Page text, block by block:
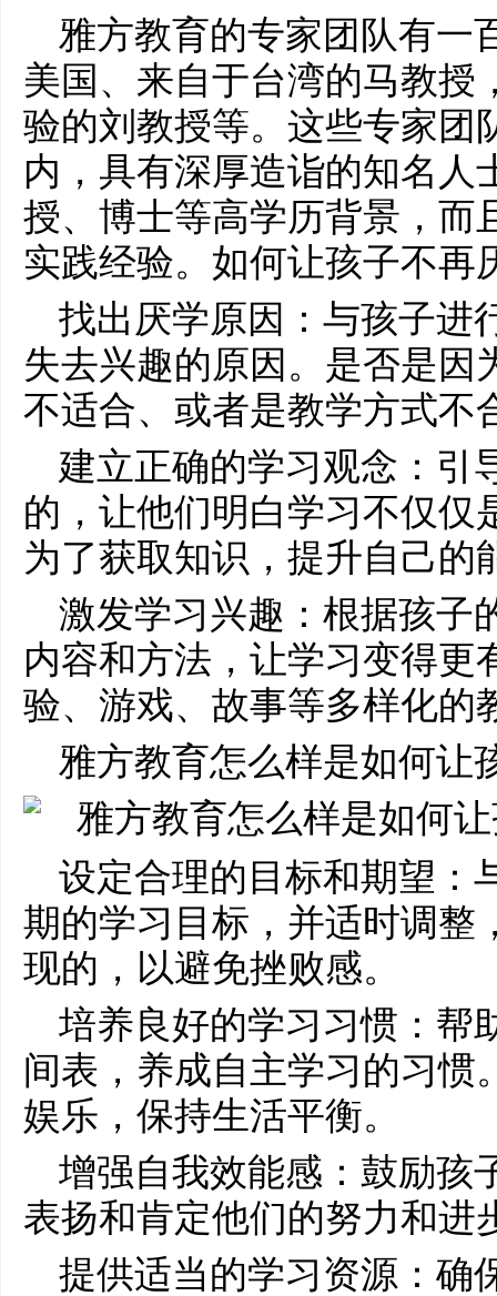
雅方教育的专家团队有一
美国、来自于台湾的马教授
验的刘教授等。这些专家团
内，具有深厚造诣的知名人
授、博士等高学历背景，而
实践经验。如何让孩子不再
找出厌学原因：与孩子进
失去兴趣的原因。是否是因
不适合、或者是教学方式不
建立正确的学习观念：引
的，让他们明白学习不仅仅
为了获取知识，提升自己的
激发学习兴趣：根据孩子
内容和方法，让学习变得更
验、游戏、故事等多样化的
雅方教育怎么样是如何让
设定合理的目标和期望：
期的学习目标，并适时调整
现的，以避免挫败感。
培养良好的学习习惯：帮
间表，养成自主学习的习惯
娱乐，保持生活平衡。
增强自我效能感：鼓励孩
表扬和肯定他们的努力和进
提供适当的学习资源：确